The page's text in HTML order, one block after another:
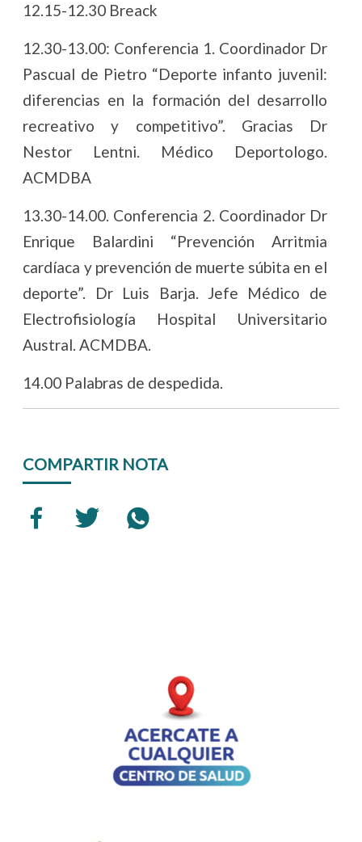
12.15-12.30 Breack
12.30-13.00: Conferencia 1. Coordinador Dr
Pascual de Pietro “Deporte infanto juvenil:
diferencias en la formación del desarrollo
recreativo y competitivo”. Gracias Dr
Nestor Lentni. Médico Deportologo.
ACMDBA
13.30-14.00. Conferencia 2. Coordinador Dr
Enrique Balardini “Prevención Arritmia
cardíaca y prevención de muerte súbita en el
deporte”. Dr Luis Barja. Jefe Médico de
Electrofisiología Hospital Universitario
Austral. ACMDBA.
14.00 Palabras de despedida.
COMPARTIR NOTA